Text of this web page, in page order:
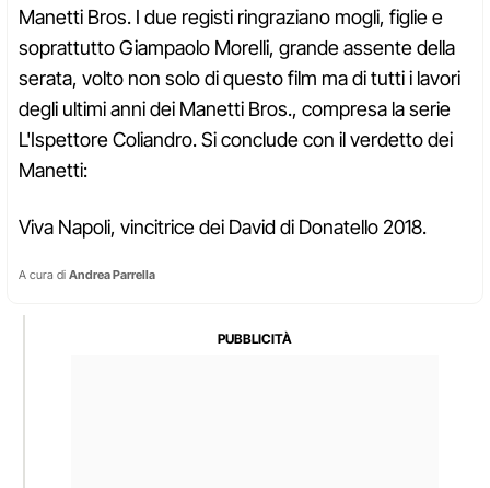
Manetti Bros. I due registi ringraziano mogli, figlie e
soprattutto Giampaolo Morelli, grande assente della
serata, volto non solo di questo film ma di tutti i lavori
degli ultimi anni dei Manetti Bros., compresa la serie
L'Ispettore Coliandro. Si conclude con il verdetto dei
Manetti:
Viva Napoli, vincitrice dei David di Donatello 2018.
A cura di Andrea Parrella